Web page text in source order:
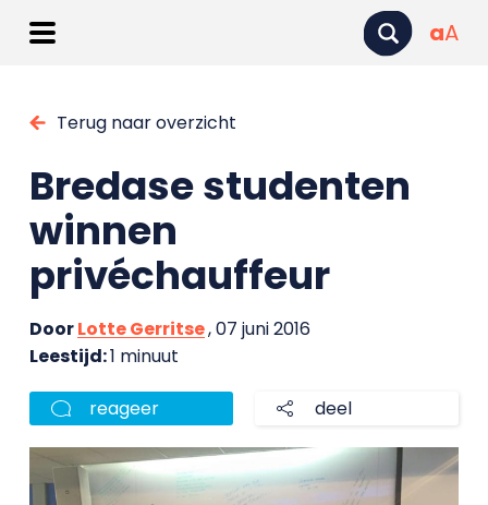
aA
Terug naar overzicht
Bredase studenten
winnen
privéchauffeur
DoorLotte Gerritse, 07 juni 2016
Leestijd:1 minuut
reageer deel